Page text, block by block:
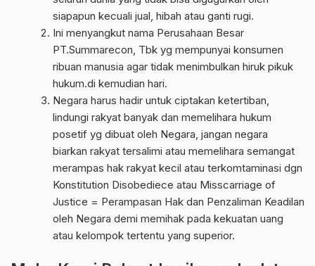
siapapun kecuali jual, hibah atau ganti rugi.
Ini menyangkut nama Perusahaan Besar
PT.Summarecon, Tbk yg mempunyai konsumen
ribuan manusia agar tidak menimbulkan hiruk pikuk
hukum.di kemudian hari.
Negara harus hadir untuk ciptakan ketertiban,
lindungi rakyat banyak dan memelihara hukum
posetif yg dibuat oleh Negara, jangan negara
biarkan rakyat tersalimi atau memelihara semangat
merampas hak rakyat kecil atau terkomtaminasi dgn
Konstitution Disobediece atau Misscarriage of
Justice = Perampasan Hak dan Penzaliman Keadilan
oleh Negara demi memihak pada kekuatan uang
atau kelompok tertentu yang superior.